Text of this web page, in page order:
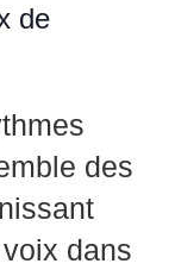
de
des
dans